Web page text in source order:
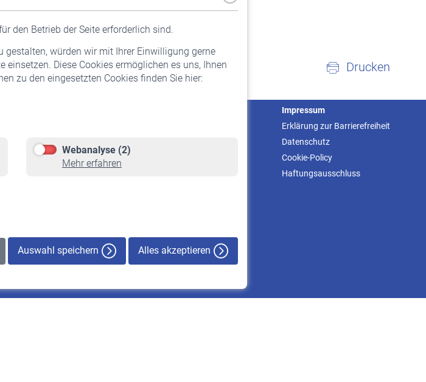
den Betrieb der Seite erforderlich sind.
würden wir mit Ihrer Einwilligung gerne
Diese Cookies ermöglichen es uns, Ihnen
zu den eingesetzten Cookies finden Sie hier:
Webanalyse (2)
Mehr erfahren
Auswahl speichern Alles akzeptieren
Drucken
Rente beantragen
Rentenauszahlung
Impressum
Erklärung zur Barrierefreiheit
Datenschutz
Cookie-Policy
Haftungsausschluss